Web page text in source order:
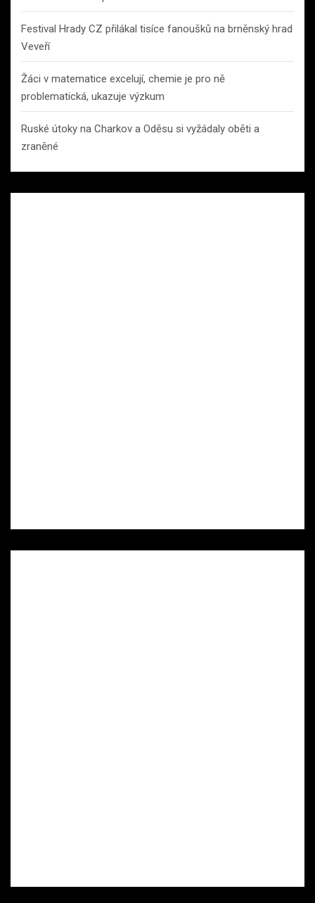
Festival Hrady CZ přilákal tisíce fanoušků na brněnský hrad
Veveří
Žáci v matematice excelují, chemie je pro ně
problematická, ukazuje výzkum
Ruské útoky na Charkov a Oděsu si vyžádaly oběti a
zraněné